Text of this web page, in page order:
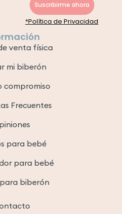
Suscribirme ahora
*Política de Privacidad
venta física
mi biberón
compromiso
Frecuentes
para bebé
para bebé
biberón